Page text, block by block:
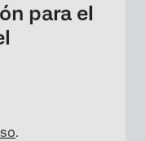
para el
.